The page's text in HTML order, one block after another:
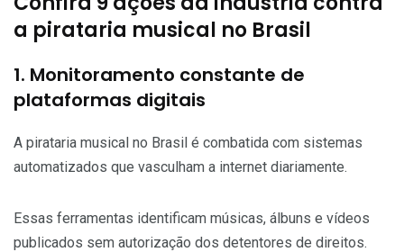
a pirataria musical no Brasil
1. Monitoramento constante de
plataformas digitais
A pirataria musical no Brasil é combatida com sistemas
automatizados que vasculham a internet diariamente.
Essas ferramentas identificam músicas, álbuns e vídeos
publicados sem autorização dos detentores de direitos.